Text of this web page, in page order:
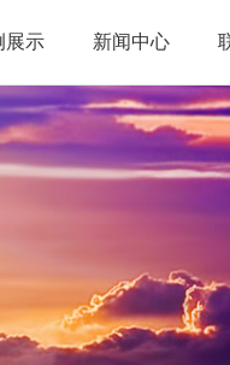
展示 新闻中心